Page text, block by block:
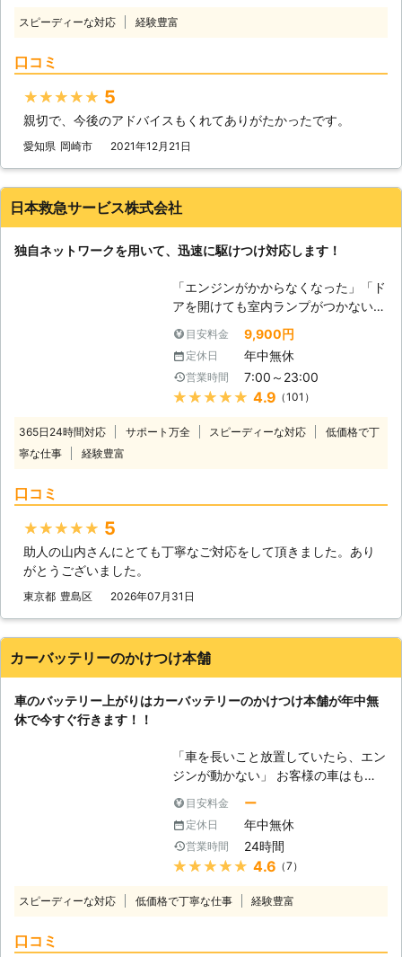
なときは弊社「PlayUnity」が高速で
社は、多くのスタッフを至る所に配置
しているので、お客様からお電話いた
到着時間は約30分なので、早く車を
動くようにしたい方にこそご利用いた
の方法を用いてお客様のお悩みを解決
テリーの問題を解決するのか？】 弊
社はジャンプスタートを使ってお客様
のカーバッテリーへ電力を注入しま
す。ジャンプスタートとは、弊社の自
続することです。 もし、それで解決
できなかった場合、バッテリーが寿命
の可能性があります。そんなときは、
車のバッテリーを交換いたしますので
ッテリーに関するお悩みがありました
スピーディーな対応 経験豊富
口コミ
★★★★★ 5
親切で、今後のアドバイスもくれてありがたかったです。
愛知県 岡崎市 2021年12月21日
日本救急サービス株式会社
独自ネットワークを用いて、迅速に駆けつけ対応します！
「エンジンがかからなくなった」「ド
アを開けても室内ランプがつかない」
バッテリーが上がってしまうと車にこ
のような症状があらわれます。 バッ
テリーが上がる＝バッテリーに蓄電さ
れている電気がないので車を動かすこ
とができなくなります。 普段は動い
困りますし、慣れていない方はパニッ
にも「救急」とありますように、緊急
いち早くお助けしたいという気持ちが
っておりますので、バッテリー上がり
お問い合わせください。
目安料金 9,900円
定休日 年中無休
営業時間 7:00～23:00
★★★★★ 4.9 （101）
365日24時間対応 サポート万全 スピーディーな対応
低価格で丁
寧な仕事
経験豊富
口コミ
★★★★★ 5
助人の山内さんにとても丁寧なご対応をして頂きました。あり
がとうございました。
東京都 豊島区 2026年07月31日
カーバッテリーのかけつけ本舗
車のバッテリー上がりはカーバッテリーのかけつけ本舗が年中無
休で今すぐ行きます！！
「車を長いこと放置していたら、エン
ジンが動かない」 お客様の車はもし
ているかもしれません。車は放ってお
いても自然放電をおこなっているの
で、勝手にバッテリー内の電気は消耗
していきます。そのため、長いこと車
せるだけの電力が無くなってしまうの
目安料金 ー
定休日 年中無休
営業時間 24時間
★★★★★ 4.6 （7）
スピーディーな対応 低価格で丁寧な仕事 経験豊富
口コミ